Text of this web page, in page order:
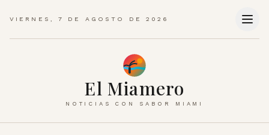
VIERNES, 7 DE AGOSTO DE 2026
El Miamero
NOTICIAS CON SABOR MIAMI